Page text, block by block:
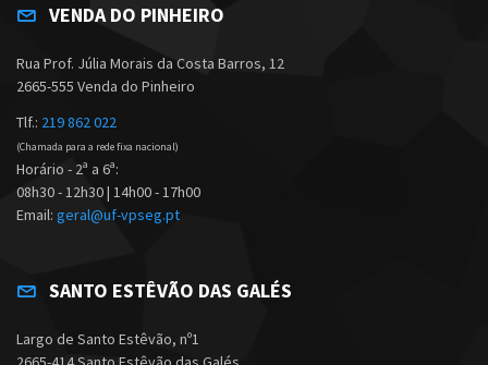
VENDA DO PINHEIRO
Rua Prof. Júlia Morais da Costa Barros, 12
2665-555 Venda do Pinheiro
Tlf.: 219 862 022
(Chamada para a rede fixa nacional)
Horário - 2ª a 6ª:
08h30 - 12h30 | 14h00 - 17h00
Email: geral@uf-vpseg.pt
SANTO ESTÊVÃO DAS GALÉS
Largo de Santo Estêvão, nº1